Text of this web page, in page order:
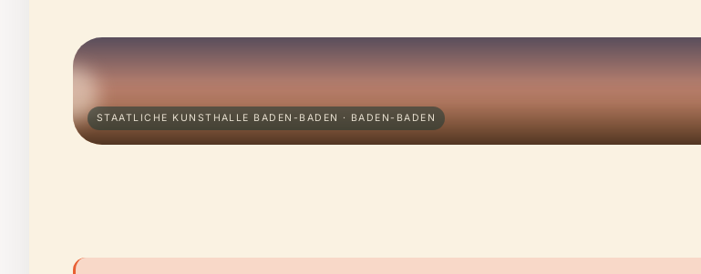
STAATLICHE KUNSTHALLE BADEN-BADEN · BADEN-BADEN